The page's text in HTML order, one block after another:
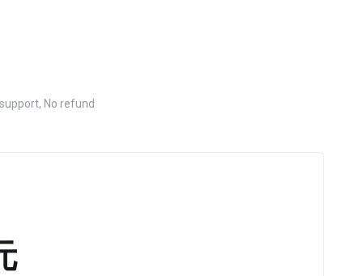
No refund